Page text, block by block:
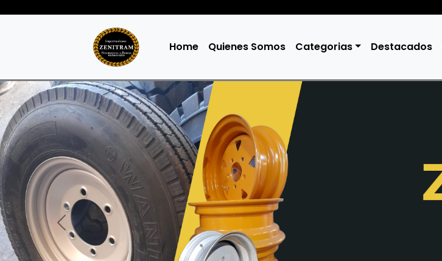
Home Quienes Somos Categorias Destacados
Anterior